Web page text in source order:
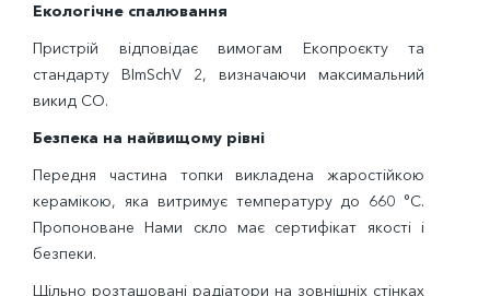
Екологічне спалювання
Пристрій відповідає вимогам Екопроєкту та
стандарту ВImSchV 2, визначаючи максимальний
викид СО.
Безпека на найвищому рівні
Передня частина топки викладена жаростійкою
керамікою, яка витримує температуру до 660 °С.
Пропоноване Нами скло має сертифікат якості і
безпеки.
Щільно розташовані радіатори на зовнішніх стінках